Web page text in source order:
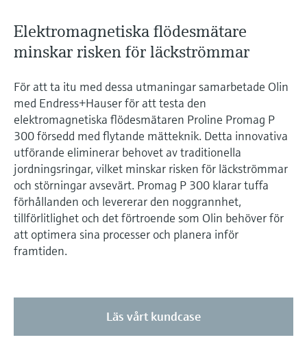
Elektromagnetiska flödesmätare
minskar risken för läckströmmar
För att ta itu med dessa utmaningar samarbetade Olin
med Endress+Hauser för att testa den
elektromagnetiska flödesmätaren Proline Promag P
300 försedd med flytande mätteknik. Detta innovativa
utförande eliminerar behovet av traditionella
jordningsringar, vilket minskar risken för läckströmmar
och störningar avsevärt. Promag P 300 klarar tuffa
förhållanden och levererar den noggrannhet,
tillförlitlighet och det förtroende som Olin behöver för
att optimera sina processer och planera inför
framtiden.
Läs vårt kundcase